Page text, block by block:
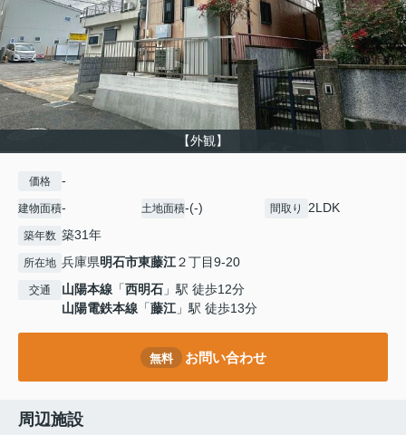
【外観】
価格 -
建物面積- 土地面積-(-) 間取り 2LDK
築年数 築31年
所在地 兵庫県明石市東藤江２丁目9-20
交通 山陽本線 「西明石 」駅 徒歩12分
山陽電鉄本線 「藤江」駅 徒歩13分
無料 お問い合わせ
周辺施設